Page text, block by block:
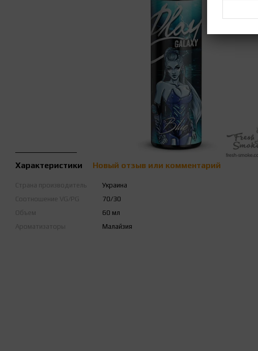
Характеристики Новый отзыв или комментарий
Страна производитель
Украина
Соотношение VG/PG
70/30
Объем
60 мл
Ароматизаторы
Малайзия